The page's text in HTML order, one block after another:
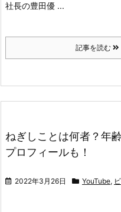
社長の豊田優 ...
記事を読む
ねぎしことは何者？年
プロフィールも！
2022年3月26日 YouTube,